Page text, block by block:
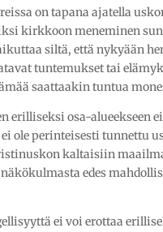
on tapana ajatella
kirkkoon meneminen
siltä, että nykyään
tuntemukset tai
saattaakin tuntua
erilliseksi osa-alueekseen
ole perinteisesti tunnettu
kaltaisiin
edes
ei voi erottaa